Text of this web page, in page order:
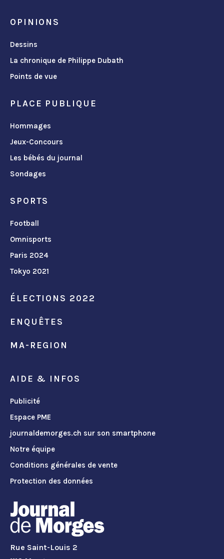
OPINIONS
Dessins
La chronique de Philippe Dubath
Points de vue
PLACE PUBLIQUE
Hommages
Jeux-Concours
Les bébés du journal
Sondages
SPORTS
Football
Omnisports
Paris 2024
Tokyo 2021
ÉLECTIONS 2022
ENQUÊTES
MA-REGION
AIDE & INFOS
Publicité
Espace PME
journaldemorges.ch sur son smartphone
Notre équipe
Conditions générales de vente
Protection des données
Rue Saint-Louis 2